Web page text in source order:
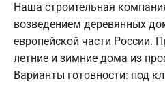
Наша строительная
возведением деревянных
европейской части России.
летние и зимние дома из
Варианты готовности: под